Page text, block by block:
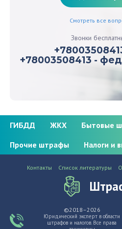
Смотреть все
Звонки
+78003508413 -
ГИБДД ЖКХ
Бытовые
Прочие штрафы
Налоги и
Контакты Список литературы
©2018–2026
Юридический эксперт в области
штрафов и налогов. Все права